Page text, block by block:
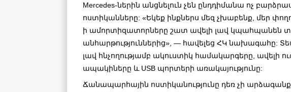
Mercedes-ներին անցնելուն չեն ընդդիմանա ոչ
ոստիկանները: «Եկեք ինքներս մեզ չխաբենք, մեր
ի ամորտիզատորները շատ ավելի լավ կպահպանեն
անհարթություններից», — հավելեց ՀԿ նախագահը:
լավ հնչողությամբ ակուստիկ համակարգերը, ավելի
ապակիները և USB պորտերի առակայությունը:
Ճանապարհային ոստիկանությունը դեռ չի